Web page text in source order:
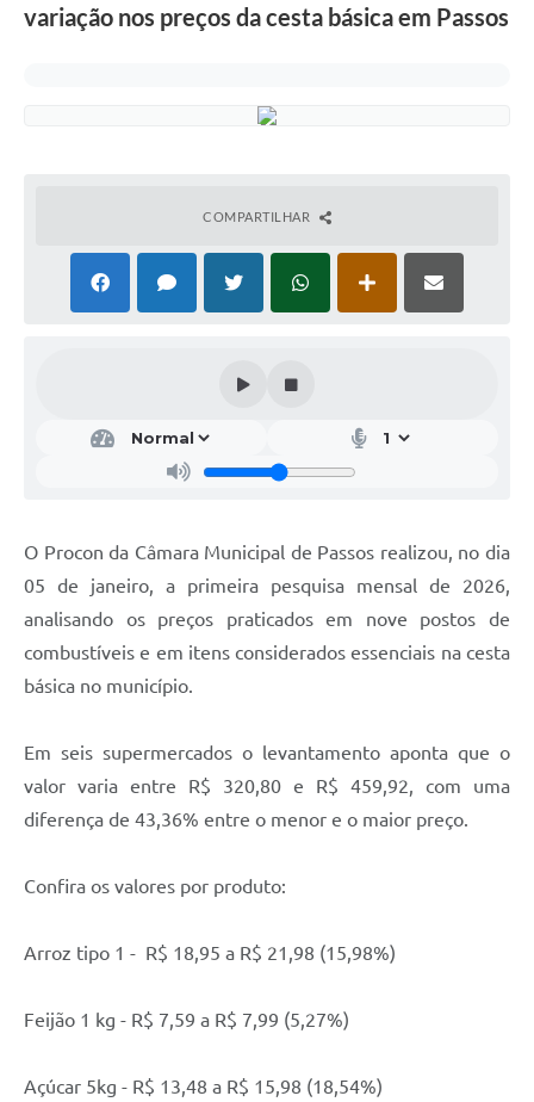
variação nos preços da cesta básica em Passos
COMPARTILHAR
O Procon da Câmara Municipal de Passos realizou, no dia
05 de janeiro, a primeira pesquisa mensal de 2026,
analisando os preços praticados em nove postos de
combustíveis e em itens considerados essenciais na cesta
básica no município.
Em seis supermercados o levantamento aponta que o
valor varia entre R$ 320,80 e R$ 459,92, com uma
diferença de 43,36% entre o menor e o maior preço.
Confira os valores por produto:
Arroz tipo 1 - R$ 18,95 a R$ 21,98 (15,98%)
Feijão 1 kg - R$ 7,59 a R$ 7,99 (5,27%)
Açúcar 5kg - R$ 13,48 a R$ 15,98 (18,54%)